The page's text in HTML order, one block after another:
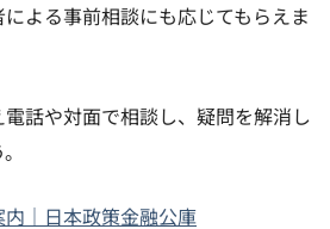
よる事前相談にも応じてもらえま
話や対面で相談し、疑問を解消し
｜日本政策金融公庫